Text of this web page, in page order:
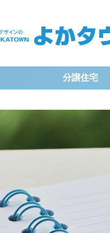
分譲住宅